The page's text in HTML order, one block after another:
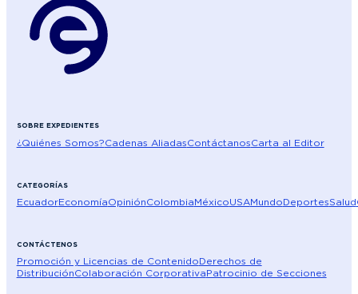
SOBRE EXPEDIENTES
¿Quiénes Somos?Cadenas AliadasContáctanosCarta al Editor
CATEGORÍAS
EcuadorEconomíaOpiniónColombiaMéxicoUSAMundoDeportesSalud
CONTÁCTENOS
Promoción y Licencias de ContenidoDerechos de
DistribuciónColaboración CorporativaPatrocinio de Secciones